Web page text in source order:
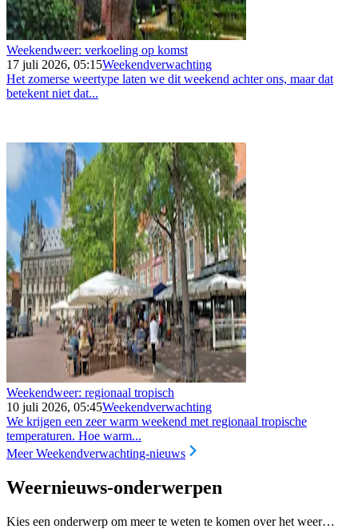
Weekendweer: verkoeling op komst
17 juli 2026, 05:15Weekendverwachting
Het zomerse weertype laten we dit weekend achter ons, maar dat
betekent niet dat...
Weekendweer: regionaal tropisch
10 juli 2026, 05:45Weekendverwachting
We krijgen een zeer warm weekend met regionaal tropische
temperaturen. Hoe warm...
Meer Weekendverwachting-nieuws
Weernieuws-onderwerpen
Kies een onderwerp om meer te weten te komen over het weer…